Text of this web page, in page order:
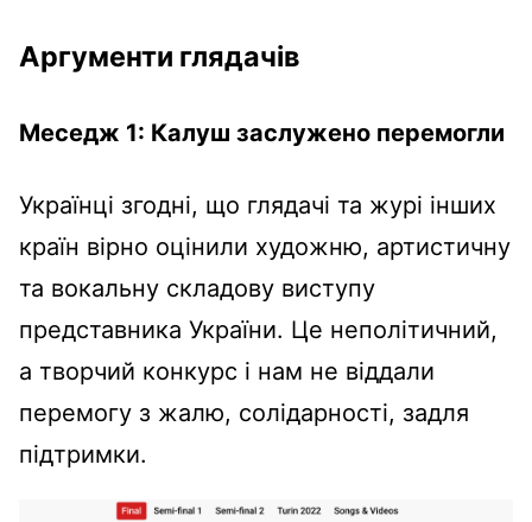
Аргументи глядачів
Меседж 1: Калуш заслужено перемогли
Українці згодні, що глядачі та журі інших
країн вірно оцінили художню, артистичну
та вокальну складову виступу
представника України. Це неполітичний,
а творчий конкурс і нам не віддали
перемогу з жалю, солідарності, задля
підтримки.